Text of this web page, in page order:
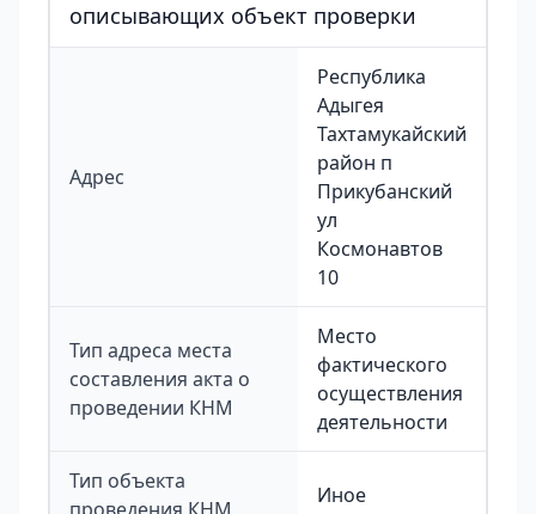
описывающих объект проверки
Адрес
Республика
Адыгея
Тахтамукайский
район п
Прикубанский
ул
Космонавтов
10
Тип адреса места
составления акта о
проведении КНМ
Место
фактического
осуществления
деятельности
Тип объекта
Иное